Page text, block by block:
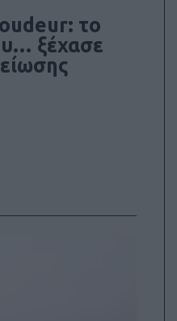
το
ξέχασε